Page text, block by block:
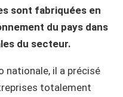
sont fabriquées en
du pays dans
du secteur.
nationale, il a précisé
totalement